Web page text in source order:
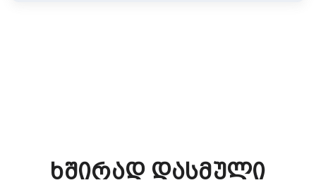
Ხშირად Დასმული